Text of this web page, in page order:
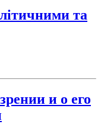
та
и о его